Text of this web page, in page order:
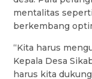
mentalitas
berkembang
“Kita harus
Kepala Desa
harus kita